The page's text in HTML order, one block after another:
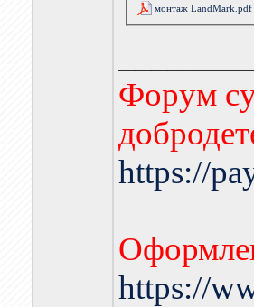
монтаж LandMark.pdf
Форум
https://
https://